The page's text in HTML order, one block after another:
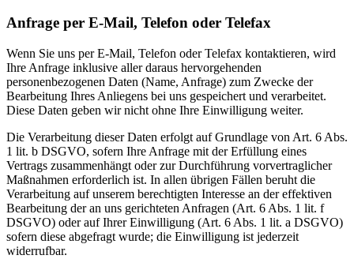
Anfrage per E-Mail, Telefon oder Telefax
Wenn Sie uns per E-Mail, Telefon oder Telefax kontaktieren, wird
Ihre Anfrage inklusive aller daraus hervorgehenden
personenbezogenen Daten (Name, Anfrage) zum Zwecke der
Bearbeitung Ihres Anliegens bei uns gespeichert und verarbeitet.
Diese Daten geben wir nicht ohne Ihre Einwilligung weiter.
Die Verarbeitung dieser Daten erfolgt auf Grundlage von Art. 6 Abs.
1 lit. b DSGVO, sofern Ihre Anfrage mit der Erfüllung eines
Vertrags zusammenhängt oder zur Durchführung vorvertraglicher
Maßnahmen erforderlich ist. In allen übrigen Fällen beruht die
Verarbeitung auf unserem berechtigten Interesse an der effektiven
Bearbeitung der an uns gerichteten Anfragen (Art. 6 Abs. 1 lit. f
DSGVO) oder auf Ihrer Einwilligung (Art. 6 Abs. 1 lit. a DSGVO)
sofern diese abgefragt wurde; die Einwilligung ist jederzeit
widerrufbar.